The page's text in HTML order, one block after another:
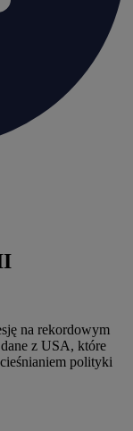
na rekordowym
z USA, które
polityki